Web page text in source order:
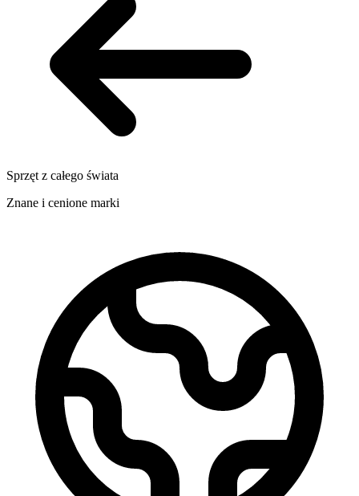
Sprzęt z całego świata
Znane i cenione marki